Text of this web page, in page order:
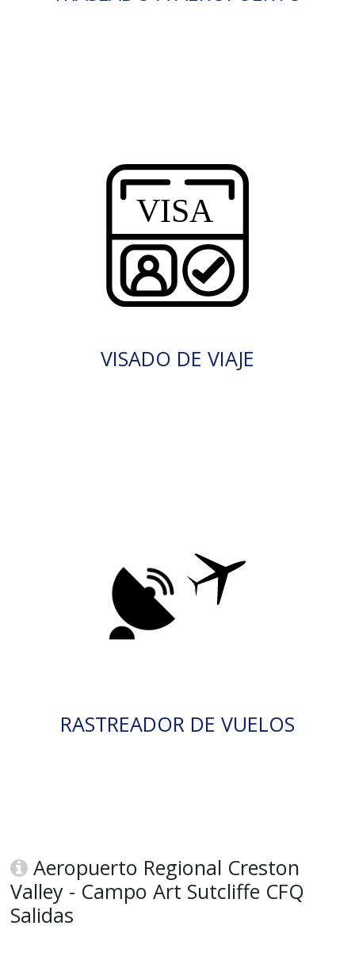
VISADO DE VIAJE
RASTREADOR DE VUELOS
Aeropuerto Regional Creston
Valley - Campo Art Sutcliffe CFQ
Salidas